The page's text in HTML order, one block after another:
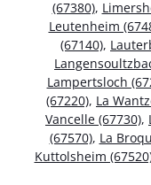
(67380),
Leutenheim
(67140),
Lampertsloch
(67220), La
Vancelle (67730),
(67570), La
Kuttolsheim